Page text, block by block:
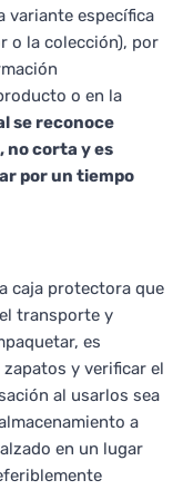
variante específica
o la colección), por
o en la
se reconoce
no corta y es
por un tiempo
caja protectora que
transporte y
es
y verificar el
al usarlos sea
a
en un lugar